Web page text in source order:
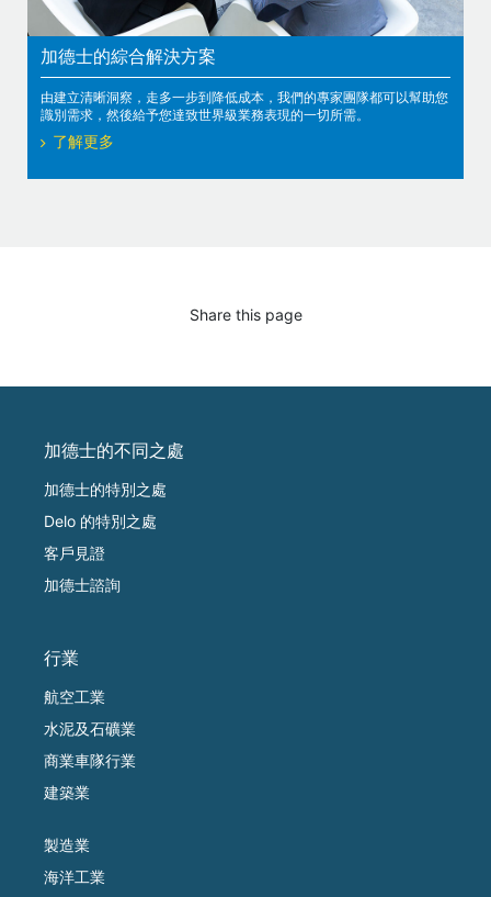
加德士的綜合解決方案
由建立清晰洞察，走多一步到降低成本，我們的專家團隊都可以幫助您
識別需求，然後給予您達致世界級業務表現的一切所需。
了解更多
Share this page
加德士的不同之處
加德士的特別之處
Delo 的特別之處
客戶見證
加德士諮詢
行業
航空工業
水泥及石礦業
商業車隊行業
建築業
製造業
海洋工業